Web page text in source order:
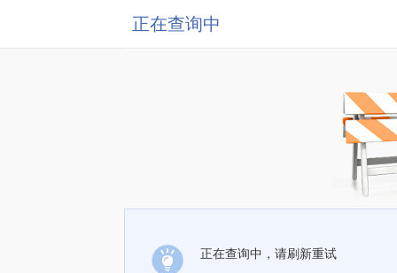
正在查询中
正在查询中，请刷新重试